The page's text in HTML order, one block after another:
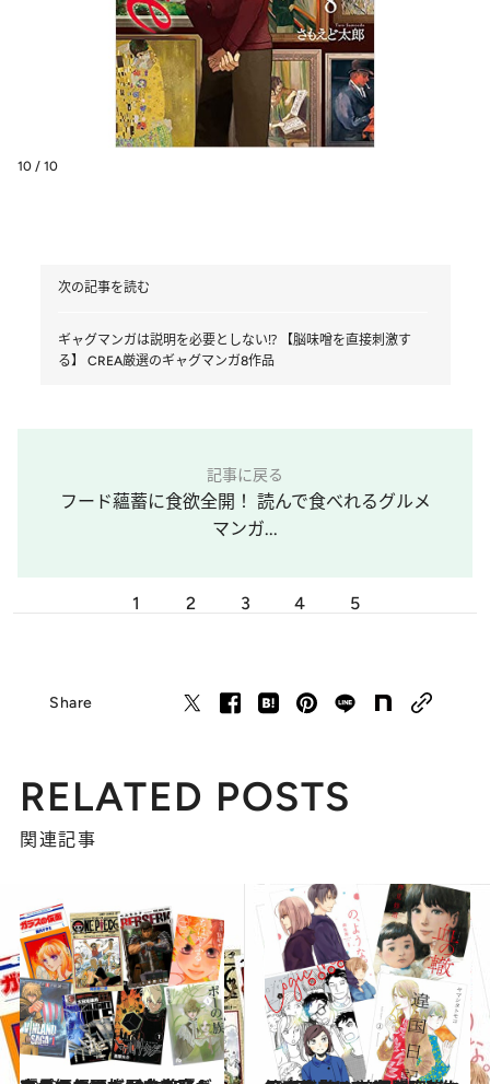
10 / 10
次の記事を読む
ギャグマンガは説明を必要としない⁉ 【脳味噌を直接刺激す
る】 CREA厳選のギャグマンガ8作品
記事に戻る
フード蘊蓄に食欲全開！ 読んで食べれるグルメ
マンガ...
1 2 3 4 5
Share
RELATED POSTS
関連記事